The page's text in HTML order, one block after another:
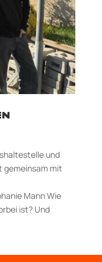
und
gemeinsam mit
Mann Wie
ist? Und